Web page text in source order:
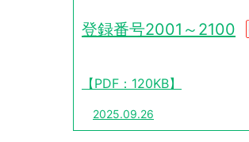
登録番号2001～2100
【PDF：120KB】
2025.09.26